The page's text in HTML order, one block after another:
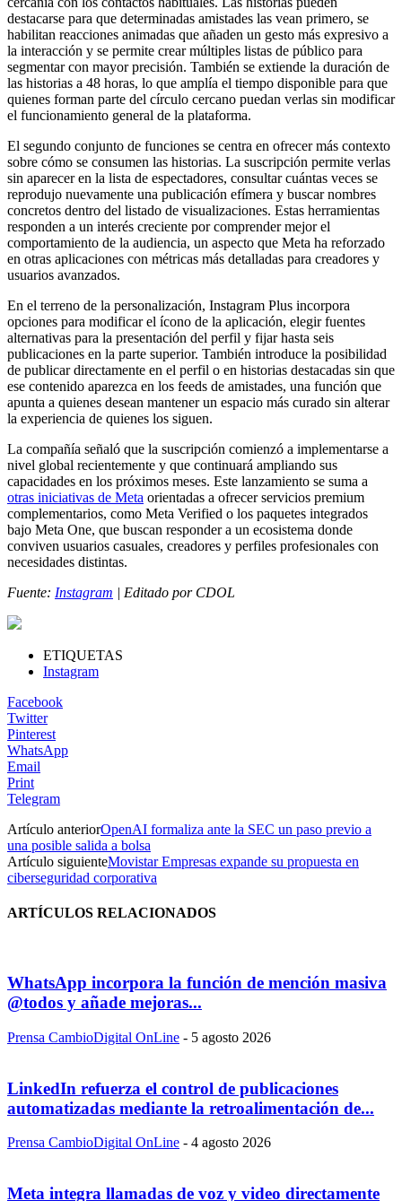
destacarse para que determinadas amistades las vean primero, se
habilitan reacciones animadas que añaden un gesto más expresivo a
la interacción y se permite crear múltiples listas de público para
segmentar con mayor precisión. También se extiende la duración de
las historias a 48 horas, lo que amplía el tiempo disponible para que
quienes forman parte del círculo cercano puedan verlas sin modificar
el funcionamiento general de la plataforma.
El segundo conjunto de funciones se centra en ofrecer más contexto
sobre cómo se consumen las historias. La suscripción permite verlas
sin aparecer en la lista de espectadores, consultar cuántas veces se
reprodujo nuevamente una publicación efímera y buscar nombres
concretos dentro del listado de visualizaciones. Estas herramientas
responden a un interés creciente por comprender mejor el
comportamiento de la audiencia, un aspecto que Meta ha reforzado
en otras aplicaciones con métricas más detalladas para creadores y
usuarios avanzados.
En el terreno de la personalización, Instagram Plus incorpora
opciones para modificar el ícono de la aplicación, elegir fuentes
alternativas para la presentación del perfil y fijar hasta seis
publicaciones en la parte superior. También introduce la posibilidad
de publicar directamente en el perfil o en historias destacadas sin que
ese contenido aparezca en los feeds de amistades, una función que
apunta a quienes desean mantener un espacio más curado sin alterar
la experiencia de quienes los siguen.
La compañía señaló que la suscripción comienzó a implementarse a
nivel global recientemente y que continuará ampliando sus
capacidades en los próximos meses. Este lanzamiento se suma a
otras iniciativas de Meta orientadas a ofrecer servicios premium
complementarios, como Meta Verified o los paquetes integrados
bajo Meta One, que buscan responder a un ecosistema donde
conviven usuarios casuales, creadores y perfiles profesionales con
necesidades distintas.
Fuente: Instagram | Editado por CDOL
ETIQUETAS
Instagram
Facebook
Twitter
Pinterest
WhatsApp
Email
Print
Telegram
Artículo anteriorOpenAI formaliza ante la SEC un paso previo a
una posible salida a bolsa
Artículo siguienteMovistar Empresas expande su propuesta en
ciberseguridad corporativa
ARTÍCULOS RELACIONADOS
WhatsApp incorpora la función de mención masiva
@todos y añade mejoras...
Prensa CambioDigital OnLine - 5 agosto 2026
LinkedIn refuerza el control de publicaciones
automatizadas mediante la retroalimentación de...
Prensa CambioDigital OnLine - 4 agosto 2026
Meta integra llamadas de voz y video directamente